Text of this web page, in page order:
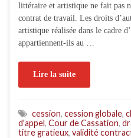
littéraire et artistique ne fait pas
contrat de travail. Les droits
artistique réalisée dans le cadre
appartiennent-ils au …
Lire la suite
cession, cession globale,
d'appel, Cour de Cassation,
titre gratieux, validité